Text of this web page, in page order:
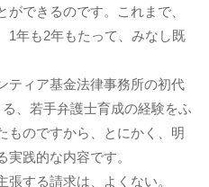
できるのです。これまで、
1年も2年もたって、みなし既
ィア基金法律事務所の初代
、若手弁護士育成の経験をふ
ものですから、とにかく、明
践的な内容です。
する請求は、よくない。